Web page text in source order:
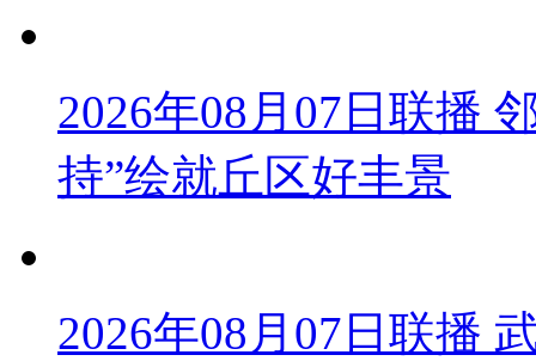
2026年08月07日联播
持”绘就丘区好丰景
2026年08月07日联播